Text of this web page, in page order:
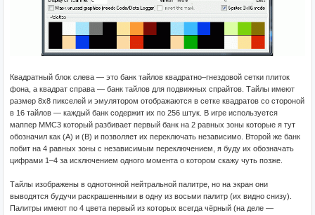
Квадратный блок слева — это банк тайлов квадратно–гнездовой сетки плиток
фона, а квадрат справа — банк тайлов для подвижных спрайтов. Тайлы имеют
размер 8x8 пикселей и эмулятором отображаются в сетке квадратов со стороной
в 16 тайлов — каждый банк содержит их по 256 штук. В игре используется
маппер MMC3 который разбивает первый банк на 2 равных зоны которые я тут
обозначил как (A) и (B) и позволяет их переключать независимо. Второй же банк
побит на 4 равных зоны с независимым переключением, я буду их обозначать
цифрами 1–4 за исключением одного момента о котором скажу чуть позже.
Тайлы изображены в однотонной нейтральной палитре, но на экран они
выводятся будучи раскрашенными в одну из восьми палитр (их видно снизу).
Палитры имеют по 4 цвета первый из которых всегда чёрный (на деле —